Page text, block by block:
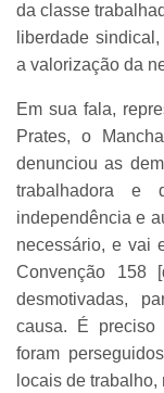
da classe
liberdade
a valorização da
Em sua fala,
Prates, o
denunciou as
trabalhadora e
independência e
necessário, e vai
Convenção 158
desmotivadas,
causa. É preciso
foram
locais de trabalho,